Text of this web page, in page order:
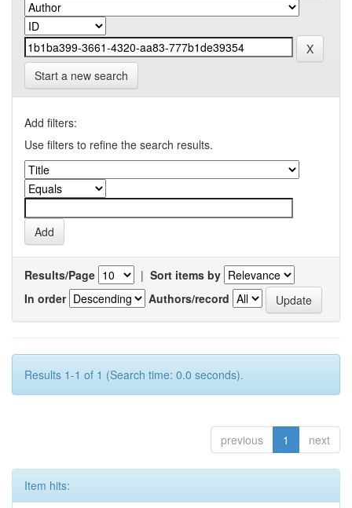
Start a new search
Add filters:
Use filters to refine the search results.
Results/Page | Sort items by
In order
Authors/record
Results 1-1 of 1 (Search time: 0.0 seconds).
previous 1 next
Item hits: